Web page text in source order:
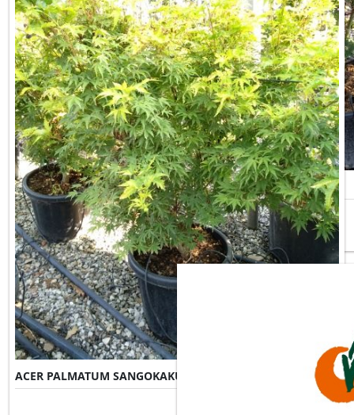
ACER PALMATUM OSAKAZUKI
ACER PALMATUM SANGOKAKU